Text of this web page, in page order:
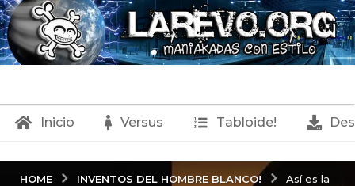
Inicio Versus Tabloide!
HOME INVENTOS DEL HOMBRE BLANCO!
Así es la